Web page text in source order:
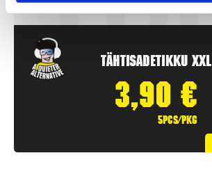
Tähtisadetikku XXL
3,90 €
5pcs/pkg